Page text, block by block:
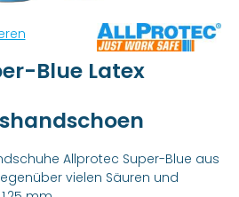
van 0 van 5 sterren
Blue Latex
Allprotec Super-Blue aus
vielen Säuren und